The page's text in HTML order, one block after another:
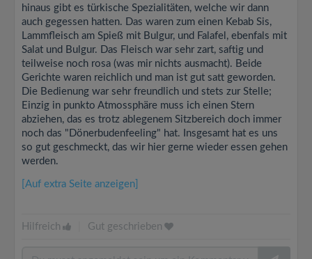
hinaus gibt es türkische Spezialitäten, welche wir dann
auch gegessen hatten. Das waren zum einen Kebab Sis,
Lammfleisch am Spieß mit Bulgur, und Falafel, ebenfals mit
Salat und Bulgur. Das Fleisch war sehr zart, saftig und
teilweise noch rosa (was mir nichts ausmacht). Beide
Gerichte waren reichlich und man ist gut satt geworden.
Die Bedienung war sehr freundlich und stets zur Stelle;
Einzig in punkto Atmossphäre muss ich einen Stern
abziehen, das es trotz ablegenem Sitzbereich doch immer
noch das "Dönerbudenfeeling" hat. Insgesamt hat es uns
so gut geschmeckt, das wir hier gerne wieder essen gehen
werden.
[Auf extra Seite anzeigen]
Hilfreich Gut geschrieben